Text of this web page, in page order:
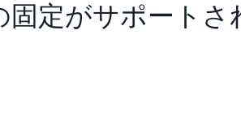
定がサポートさ